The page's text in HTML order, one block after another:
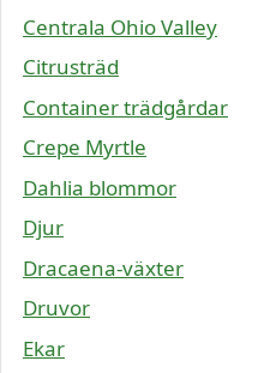
Centrala Ohio Valley
Citrusträd
Container trädgårdar
Crepe Myrtle
Dahlia blommor
Djur
Dracaena-växter
Druvor
Ekar